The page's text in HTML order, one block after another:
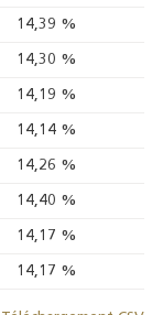
14,39 %
14,30 %
14,19 %
14,14 %
14,26 %
14,40 %
14,17 %
14,17 %